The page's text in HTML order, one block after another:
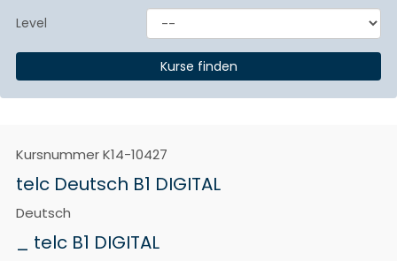
Level
KursnummerK14-10427
telc Deutsch B1 DIGITAL
Deutsch
_ telc B1 DIGITAL